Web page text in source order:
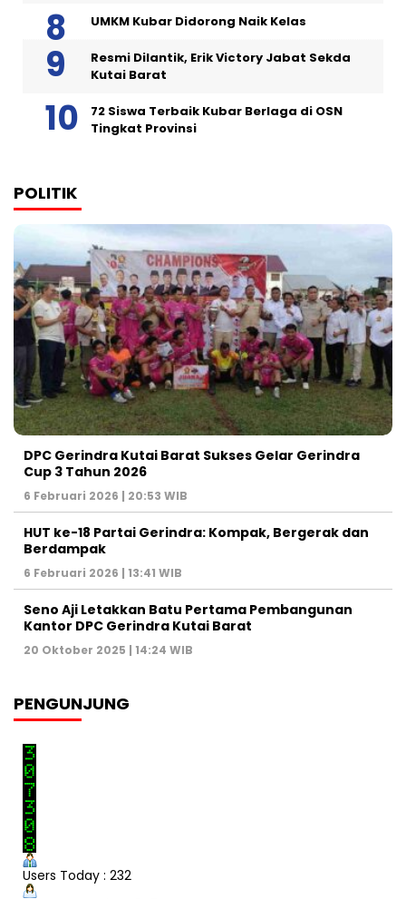
UMKM Kubar Didorong Naik Kelas
Resmi Dilantik, Erik Victory Jabat Sekda
Kutai Barat
72 Siswa Terbaik Kubar Berlaga di OSN
Tingkat Provinsi
POLITIK
DPC Gerindra Kutai Barat Sukses Gelar Gerindra
Cup 3 Tahun 2026
6 Februari 2026 | 20:53 WIB
HUT ke-18 Partai Gerindra: Kompak, Bergerak dan
Berdampak
6 Februari 2026 | 13:41 WIB
Seno Aji Letakkan Batu Pertama Pembangunan
Kantor DPC Gerindra Kutai Barat
20 Oktober 2025 | 14:24 WIB
PENGUNJUNG
Users Today : 232